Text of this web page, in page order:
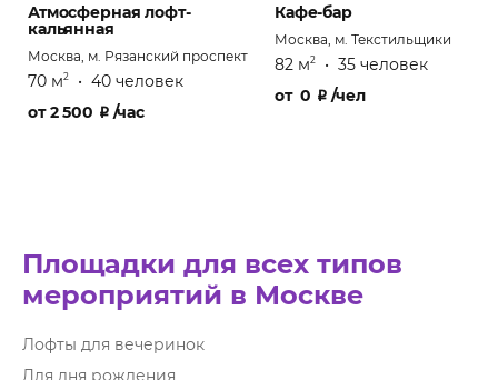
Атмосферная лофт-
кальянная
Москва, м. Рязанский проспект
70 м2 • 40 человек
от2 500 ₽ /час
Кафе-бар
Москва, м. Текстильщики
82 м2 • 35 человек
от0 ₽ /чел
Площадки для всех типов
мероприятий в Москве
Лофты для вечеринок
Для дня рождения